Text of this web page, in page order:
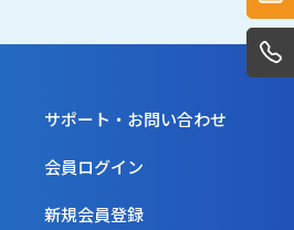
サポート・お問い合わせ
会員ログイン
新規会員登録